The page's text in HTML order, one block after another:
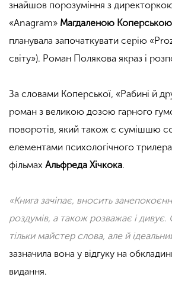
знайшов порозуміння з
«Anagram» Магдаленою Коперською
планувала започаткувати серію
світу»). Роман Полякова якраз і
За словами Коперської, «Рабині й
роман з великою дозою гарного
поворотів, який також є сумішшю
елементами психологічного
фільмах Альфреда Хічкока.
«Книга зачіпає, вносить
роздумів, а також розважає і
тільки майстер слова, але й
зазначила вона у відгуку на
видання.